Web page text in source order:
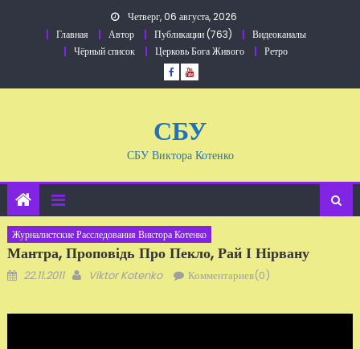
Четверг, 06 августа, 2026
Главная
Автор Публикации (763)
Видеоканалы
Чёрный список
Церковь Бога Живого Ретро
СБУ
СБУ Виктора Котенко
Журналистские Расследования Виктора Котенко
Мантра, Проповідь Про Пекло, Рай І Нірвану
Добавлено
22.11.2011 Автор
Viktor Kotenko Комментариев(0)